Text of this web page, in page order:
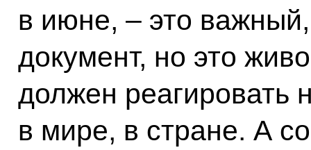
в июне, – это
документ, но это
должен реагировать
в мире, в стране. А